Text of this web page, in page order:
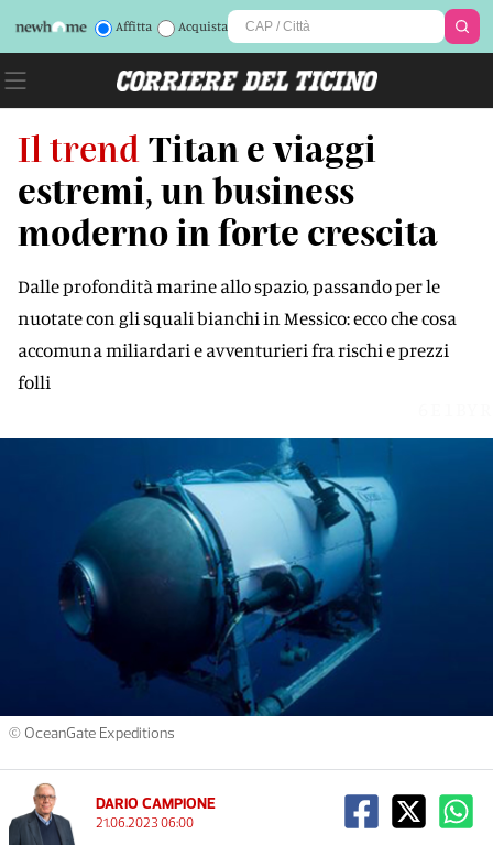
Affitta Acquista
Il trend Titan e viaggi
estremi, un business
moderno in forte crescita
Dalle profondità marine allo spazio, passando per le
nuotate con gli squali bianchi in Messico: ecco che cosa
accomuna miliardari e avventurieri fra rischi e prezzi
folli
© OceanGate Expeditions
DARIO CAMPIONE
21.06.2023 06:00